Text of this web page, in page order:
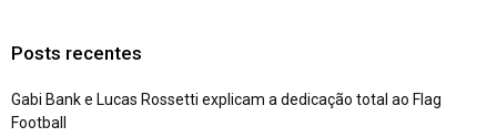
Posts recentes
Gabi Bank e Lucas Rossetti explicam a dedicação total ao Flag
Football